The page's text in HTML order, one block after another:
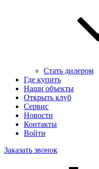
Стать дилером
Где купить
Наши объекты
Открыть клуб
Сервис
Новости
Контакты
Войти
Заказать звонок